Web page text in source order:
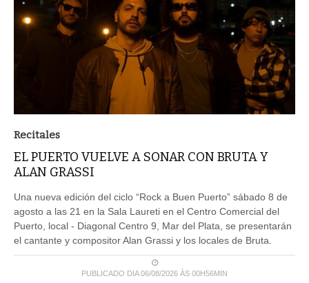
Recitales
EL PUERTO VUELVE A SONAR CON BRUTA Y
ALAN GRASSI
Una nueva edición del ciclo “Rock a Buen Puerto” sábado 8 de
agosto a las 21 en la Sala Laureti en el Centro Comercial del
Puerto, local - Diagonal Centro 9, Mar del Plata, se presentarán
el cantante y compositor Alan Grassi y los locales de Bruta.
PUBLICADO DIA 06/08/2026 ÀS 00H56MIN